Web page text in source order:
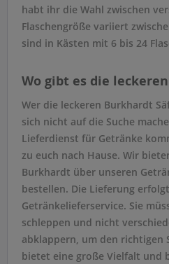
habt ihr die Wahl zwischen
Flaschengröße variiert
sind in Kästen mit 6 bis 24
Wo gibt es die
Wer die leckeren Burkhardt
sich nicht auf die Suche
Lieferdienst für Getränke
zu euch nach Hause. Wir
Burkhardt über unseren
bestellen. Die Lieferung
Getränkelieferservice. Sie
schleppen und nicht
abklappern, um den richtigen
bietet eine große Vielfalt und